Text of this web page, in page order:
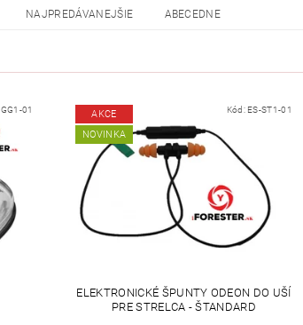
NAJPREDÁVANEJŠIE ABECEDNE
GG1-01
AKCE
NOVINKA
Kód: ES-ST1-01
ELEKTRONICKÉ ŠPUNTY ODEON DO UŠÍ
PRE STRELCA - ŠTANDARD